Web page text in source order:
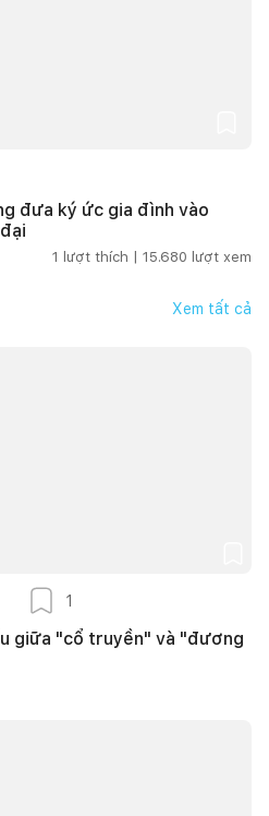
đưa ký ức gia đình vào
1 lượt thích | 15.680 lượt xem
Xem tất cả
1
giữa "cổ truyền" và "đương